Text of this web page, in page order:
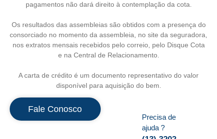
pagamentos não dará direito à contemplação da cota.
Os resultados das assembleias são obtidos com a presença do
consorciado no momento da assembleia, no site da seguradora,
nos extratos mensais recebidos pelo correio, pelo Disque Cota
e na Central de Relacionamento.
A carta de crédito é um documento representativo do valor
disponível para aquisição do bem.
Fale Conosco
Precisa de
ajuda ?